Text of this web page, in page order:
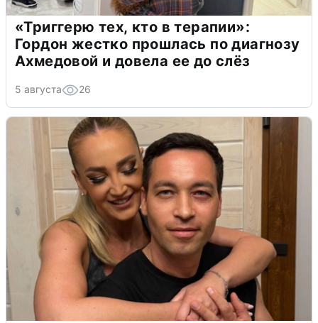
«Триггерю тех, кто в терапии»:
Гордон жестко прошлась по диагнозу
Ахмедовой и довела ее до слёз
5 августа 26